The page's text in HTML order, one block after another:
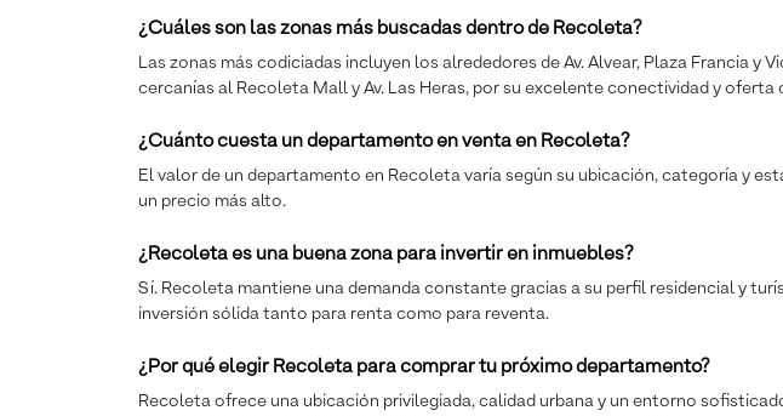
¿Cuáles son las zonas más buscadas dentro de Recoleta?
Las zonas más codiciadas incluyen los alrededores de Av. Alvear, Plaza Francia
cercanías al Recoleta Mall y Av. Las Heras, por su excelente conectividad y
¿Cuánto cuesta un departamento en venta en Recoleta?
El valor de un departamento en Recoleta varía según su ubicación, categoría y
un precio más alto.
¿Recoleta es una buena zona para invertir en inmuebles?
Sí. Recoleta mantiene una demanda constante gracias a su perfil residencial y
inversión sólida tanto para renta como para reventa.
¿Por qué elegir Recoleta para comprar tu próximo departamento?
Recoleta ofrece una ubicación privilegiada, calidad urbana y un entorno